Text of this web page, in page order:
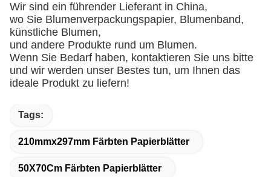
Wir sind ein führender Lieferant in China,
wo Sie Blumenverpackungspapier, Blumenband,
künstliche Blumen,
und andere Produkte rund um Blumen.
Wenn Sie Bedarf haben, kontaktieren Sie uns bitte
und wir werden unser Bestes tun, um Ihnen das
ideale Produkt zu liefern!
Tags:
210mmx297mm Färbten Papierblätter
50X70Cm Färbten Papierblätter